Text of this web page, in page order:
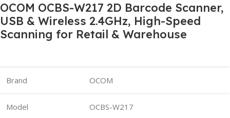
OCOM OCBS-W217 2D Barcode Scanner,
USB & Wireless 2.4GHz, High-Speed
Scanning for Retail & Warehouse
Brand OCOM
Model OCBS-W217